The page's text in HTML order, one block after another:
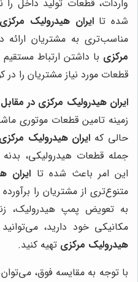
واردات، قطعات تولید داخل
شده تاایران هیدرولیک مرکزی
مناسب‌تری به مشتریان
مرکزی با داشتن ارتباط مستقیم
قطعات مورد نیاز مشتریان را
ایران هیدرولیک مرکزی در
زمینه تامین قطعات موتوری
حالی که ایران هیدرولیک مرکزی
جمله قطعات هیدرولیکی،
این امر باعث شده تا ایران
متنوع‌تری از مشتریان را
به تعویض پمپ هیدرولیک،
مکانیکی خود دارید،
هیدرولیک مرکزی تهیه کنید.
با توجه به مقایسه فوق،